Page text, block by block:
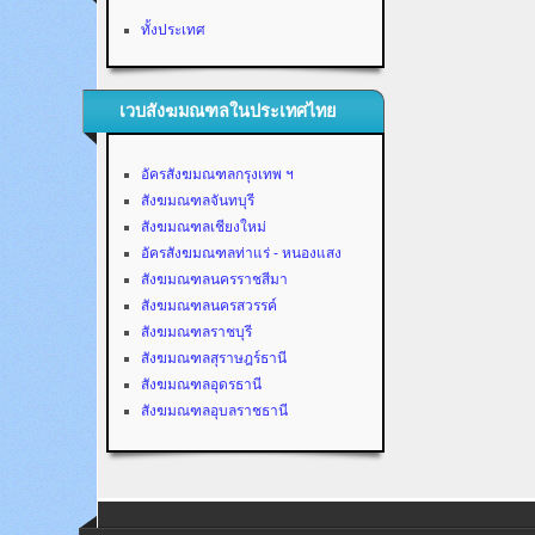
ทั้งประเทศ
เวบสังฆมณฑลในประเทศไทย
อัครสังฆมณฑลกรุงเทพ ฯ
สังฆมณฑลจันทบุรี
สังฆมณฑลเชียงใหม่
อัครสังฆมณฑลท่าแร่ - หนองแสง
สังฆมณฑลนครราชสีมา
สังฆมณฑลนครสวรรค์
สังฆมณฑลราชบุรี
สังฆมณฑลสุราษฎร์ธานี
สังฆมณฑลอุดรธานี
สังฆมณฑลอุบลราชธานี